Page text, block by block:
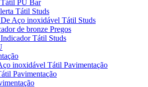
PU Bar
Tátil Studs
Aço inoxidável Tátil Studs
de bronze Pregos
Tátil Studs
inoxidável Tátil Pavimentação
Pavimentação